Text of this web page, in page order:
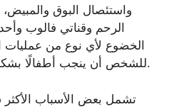
واستئصال البوق
الرحم وقناتي فالوب
الخضوع لأي نوع من عمليات
للشخص أن ينجب أطفالًا بشكل طبيعي أو يمر بالحيض.
تشمل بعض الأسباب الأكثر